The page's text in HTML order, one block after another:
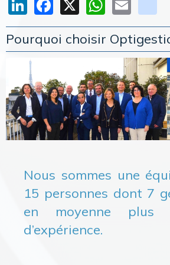
Pourquoi choisir
Nous sommes une
15 personnes dont 7
en moyenne
d’expérience.